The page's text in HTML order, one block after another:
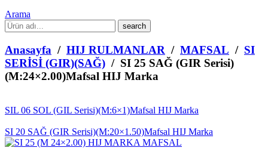
Arama
What
are
you
looking
for?
Anasayfa / HIJ RULMANLAR / MAFSAL / SI
SERİSİ (GIR)(SAĞ) / SI 25 SAĞ (GIR Serisi)
(M:24×2.00)Mafsal HIJ Marka
SIL 06 SOL (GIL Serisi)(M:6×1)Mafsal HIJ Marka
SI 20 SAĞ (GIR Serisi)(M:20×1.50)Mafsal HIJ Marka